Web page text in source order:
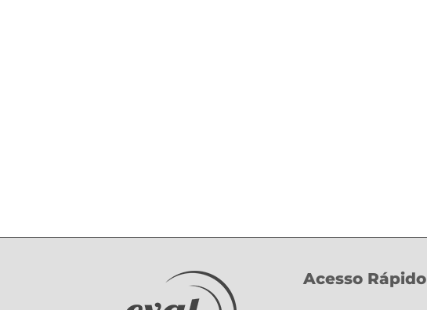
Acesso Rápido